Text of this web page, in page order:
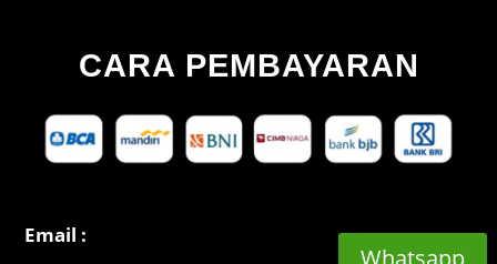
CARA PEMBAYARAN
Email :
Whatsapp